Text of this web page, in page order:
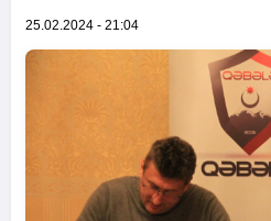
25.02.2024 - 21:04